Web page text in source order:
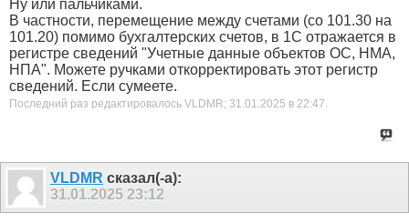
Ну или пальчиками.
В частности, перемещение между счетами (со 101.30 на
101.20) помимо бухгалтерских счетов, в 1С отражается в
регистре сведений "Учетные данные объектов ОС, НМА,
НПА". Можете ручками откорректировать этот регистр
сведений. Если сумеете.
Последний раз редактировалось VLDMR; 31.01.2025 в 22:47
VLDMR сказал(-а):
31.01.2025 23:12